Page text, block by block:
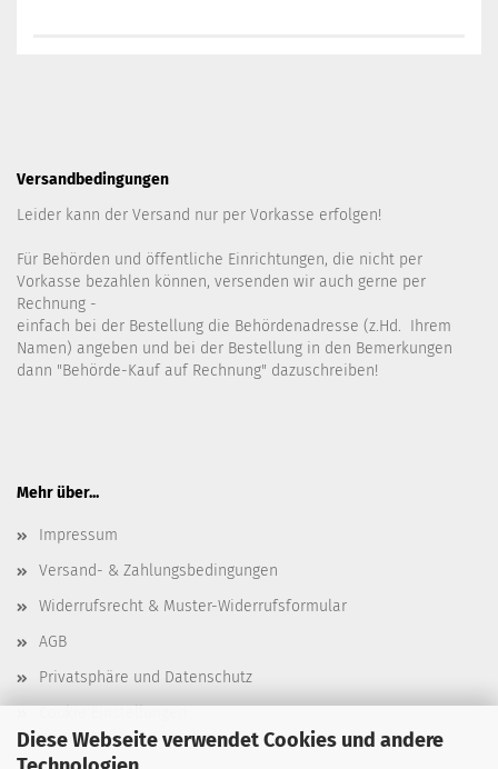
Diese Webseite verwendet Cookies und andere
Versandbedingungen
Leider kann der Versand nur per Vorkasse erfolgen!
Für Behörden und öffentliche Einrichtungen, die nicht per
Vorkasse bezahlen können, versenden wir auch gerne per
Rechnung -
einfach bei der Bestellung die Behördenadresse (z.Hd. Ihrem
Namen) angeben und bei der Bestellung in den Bemerkungen
dann "Behörde-Kauf auf Rechnung" dazuschreiben!
Mehr über...
Impressum
Versand- & Zahlungsbedingungen
Widerrufsrecht & Muster-Widerrufsformular
AGB
Privatsphäre und Datenschutz